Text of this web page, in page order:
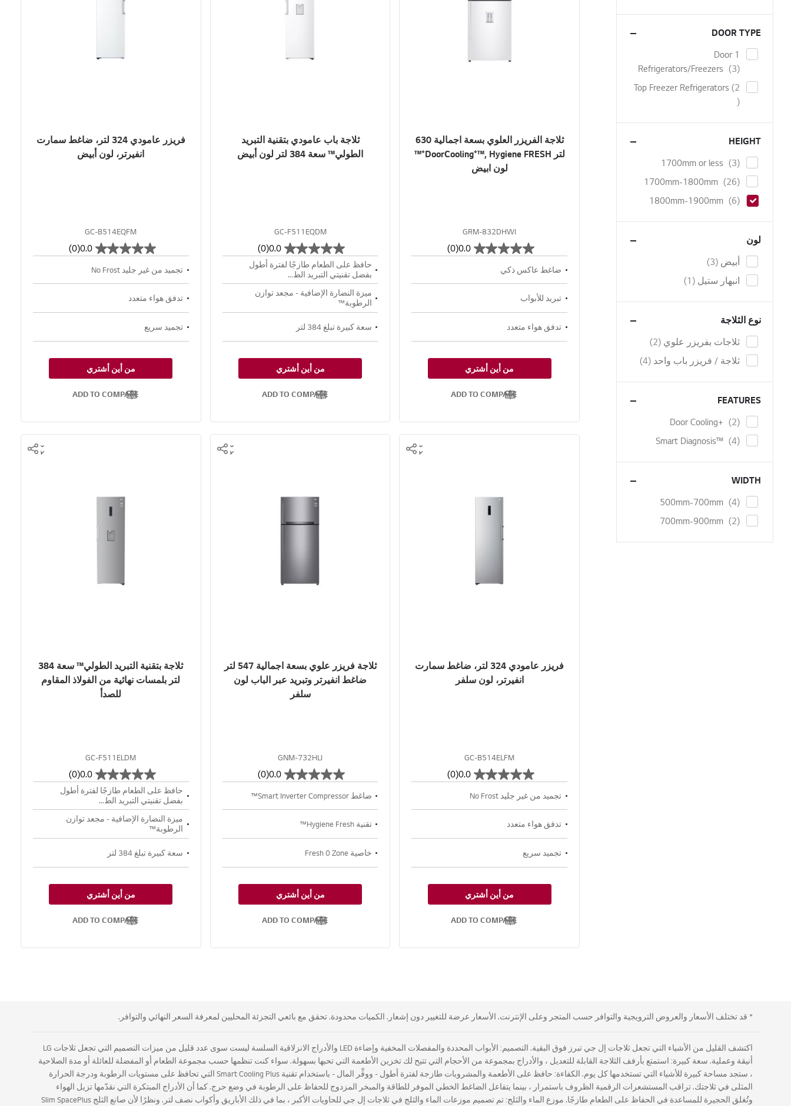
ثلاجة الفريزر العلوي بسعة اجمالية 630
لتر DoorCooling⁺™, Hygiene FRESH⁺™
لون ابيض
GRM-832DHWI
0.0
(0)
ضاغط عاكس ذكي
تبريد للأبواب
تدفق هواء متعدد
من أين أشتري
ADD TO COMPARE
ثلاجة باب عامودي بتقنية التبريد
الطولي™ سعة 384 لتر لون أبيض
GC-F511EQDM
0.0
(0)
حافظ على الطعام طازجًا لفترة أطول
بفضل تقنيتي التبريد الط...
ميزة النضارة الإضافية - مجعد توازن
الرطوبة™
سعة كبيرة تبلغ 384 لتر
من أين أشتري
ADD TO COMPARE
فريزر عامودي 324 لتر، ضاغط سمارت
انفيرتر، لون أبيض
GC-B514EQFM
0.0
(0)
تجميد من غير جليد No Frost
تدفق هواء متعدد
تجميد سريع
من أين أشتري
ADD TO COMPARE
فريزر عامودي 324 لتر، ضاغط سمارت
انفيرتر، لون سلفر
GC-B514ELFM
0.0
(0)
تجميد من غير جليد No Frost
تدفق هواء متعدد
تجميد سريع
من أين أشتري
ADD TO COMPARE
ثلاجة فريزر علوي بسعة اجمالية 547 لتر
ضاغط انفيرتر وتبريد عبر الباب لون
سلفر
GNM-732HLI
0.0
(0)
ضاغط Smart Inverter Compressor™
تقنية Hygiene Fresh™
خاصية Fresh 0 Zone
من أين أشتري
ADD TO COMPARE
ثلاجة بتقنية التبريد الطولي™ سعة 384
لتر بلمسات نهائية من الفولاذ المقاوم
للصدأ
GC-F511ELDM
0.0
(0)
حافظ على الطعام طازجًا لفترة أطول
بفضل تقنيتي التبريد الط...
ميزة النضارة الإضافية - مجعد توازن
الرطوبة™
سعة كبيرة تبلغ 384 لتر
من أين أشتري
ADD TO COMPARE
DOOR TYPE
1 Door
Refrigerators/Freezers
3
items
Top Freezer Refrigerators 2
HEIGHT
1700mm or less 3
items
1700mm-1800mm
26
items
1800mm-1900mm
6
items
لون
أبيض 3
items
انبهار ستيل
1
item
نوع الثلاجة
ثلاجات بفريزر علوي 2
items
ثلاجة / فريزر باب واحد 4
items
FEATURES
Door Cooling+ 2
items
Smart Diagnosis™
4
items
WIDTH
500mm-700mm 4
items
700mm-900mm
2
items
* قد تختلف الأسعار والعروض الترويجية والتوافر حسب المتجر وعلى الإنترنت. الأسعار عرضة للتغيير دون إشعار. الكميات محدودة. تحقق مع بائعي التجزئة المحليين لمعرفة السعر النهائي والتوافر.
اكتشف القليل من الأشياء التي تجعل ثلاجات إل جي تبرز فوق البقية. التصميم: الأبواب المحددة والمفصلات المخفية وإضاءة LED والأدراج الانزلاقية السلسة ليست سوى عدد قليل من ميزات التصميم التي تجعل ثلاجات LG
أنيقة وعملية. سعة كبيرة: استمتع بأرفف الثلاجة القابلة للتعديل ، والأدراج بمجموعة من الأحجام التي تتيح لك تخزين الأطعمة التي تحبها بسهولة. سواء كنت تنظمها حسب مجموعة الطعام أو المفضلة للعائلة أو مدة الصلاحية
، ستجد مساحة كبيرة للأشياء التي تستخدمها كل يوم. الكفاءة: حافظ على الأطعمة والمشروبات طازجة لفترة أطول - ووفِّر المال - باستخدام تقنية Smart Cooling Plus التي تحافظ على مستويات الرطوبة ودرجة الحرارة
المثلى في ثلاجتك. تراقب المستشعرات الرقمية الظروف باستمرار ، بينما يتفاعل الضاغط الخطي الموفر للطاقة والمبخر المزدوج للحفاظ على الرطوبة في وضع حرج. كما أن الأدراج المبتكرة التي نقدّمها تزيل الهواء
وتُغلق الحجيرة للمساعدة في الحفاظ على الطعام طازجًا. موزع الماء والثلج: تم تصميم موزعات الماء والثلج في ثلاجات إل جي للحاويات الأكبر ، بما في ذلك الأباريق وأكواب نصف لتر. ونظرًا لأن صانع الثلج Slim SpacePlus